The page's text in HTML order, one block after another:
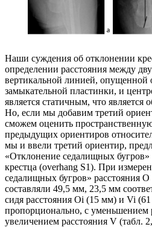
Наши суждения об отклонении
определении расстояния между
вертикальной линией, опущенной
замыкательной пластинки, и
является статичным, что
Но, если мы добавим третий
сможем оценить
предыдущих ориентиров
мы и ввели третий ориентир,
«Отклонение седалищных
крестца (overhang S1). При
седалищных бугров» расстояния
составляли 49,5 мм, 23,5 мм
сидя расстояния Oi (15 мм) и Vi
пропорционально, с уменьшением
увеличением расстояния V (табл.